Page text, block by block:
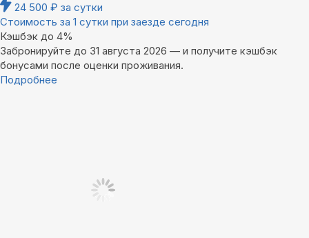
24 500 ₽ за сутки
Стоимость за 1 сутки при заезде сегодня
Кэшбэк до 4%
Забронируйте до 31 августа 2026 — и получите кэшбэк
бонусами после оценки проживания.
Подробнее